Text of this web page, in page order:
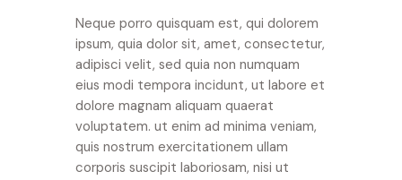
Neque porro quisquam est, qui dolorem
ipsum, quia dolor sit, amet, consectetur,
adipisci velit, sed quia non numquam
eius modi tempora incidunt, ut labore et
dolore magnam aliquam quaerat
voluptatem. ut enim ad minima veniam,
quis nostrum exercitationem ullam
corporis suscipit laboriosam, nisi ut